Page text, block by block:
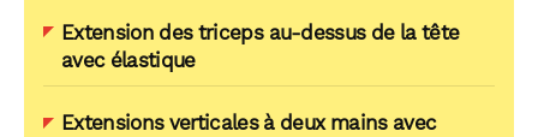
Extension des triceps au-dessus de la tête
avec élastique
Extensions verticales à deux mains avec